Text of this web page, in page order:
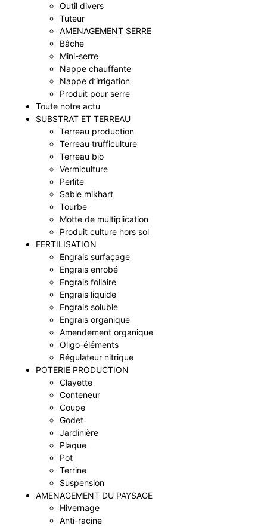
Outil divers
Tuteur
AMENAGEMENT SERRE
Bâche
Mini-serre
Nappe chauffante
Nappe d’irrigation
Produit pour serre
Toute notre actu
SUBSTRAT ET TERREAU
Terreau production
Terreau trufficulture
Terreau bio
Vermiculture
Perlite
Sable mikhart
Tourbe
Motte de multiplication
Produit culture hors sol
FERTILISATION
Engrais surfaçage
Engrais enrobé
Engrais foliaire
Engrais liquide
Engrais soluble
Engrais organique
Amendement organique
Oligo-éléments
Régulateur nitrique
POTERIE PRODUCTION
Clayette
Conteneur
Coupe
Godet
Jardinière
Plaque
Pot
Terrine
Suspension
AMENAGEMENT DU PAYSAGE
Hivernage
Anti-racine